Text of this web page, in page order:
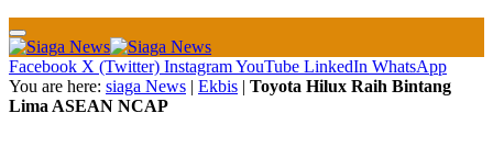
Facebook X (Twitter) InstagramYouTube LinkedIn WhatsApp
You are here: siaga News | Ekbis | Toyota Hilux Raih Bintang
Lima ASEAN NCAP